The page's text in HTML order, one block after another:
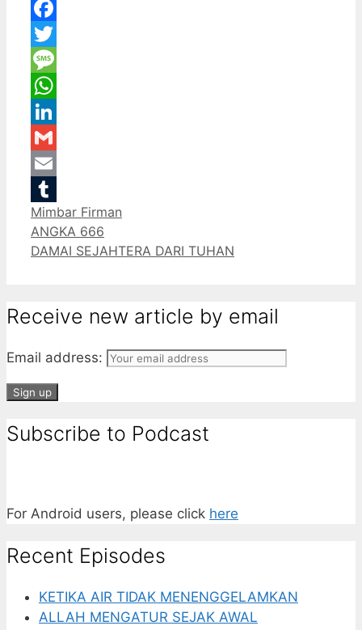
Facebook
Twitter
Message
WhatsApp
LinkedIn
Gmail
Email
Tumblr
Categories
Mimbar Firman
ANGKA 666
DAMAI SEJAHTERA DARI TUHAN
Receive new article by email
Email address:
Subscribe to Podcast
For Android users, please click here
Recent Episodes
KETIKA AIR TIDAK MENENGGELAMKAN
ALLAH MENGATUR SEJAK AWAL